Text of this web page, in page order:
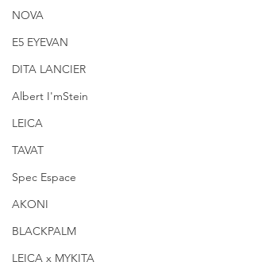
NOVA
E5 EYEVAN
DITA LANCIER
Albert I'mStein
LEICA
TAVAT
Spec Espace
AKONI
BLACKPALM
LEICA x MYKITA